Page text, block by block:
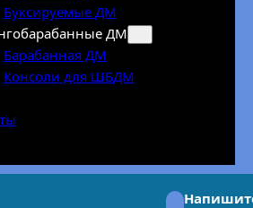
Буксируемые ДМ
ДМ
Барабанная ДМ
Консоли для ШБДМ